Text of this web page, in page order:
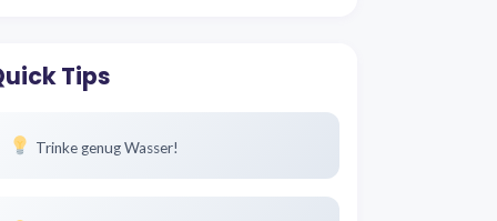
Tips
Trinke genug Wasser!